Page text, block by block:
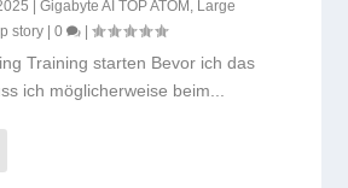
|Gigabyte AI TOP ATOM Large
story |0 |
Training starten Bevor ich das
ich möglicherweise beim...